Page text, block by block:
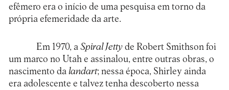
efêmero era o início de uma pesquisa em torno da
própria efemeridade da arte.
Em 1970, aSpiral Jettyde Robert Smithson foi
um marco no Utah e assinalou, entre outras obras, o
nascimento da landart; nessa época, Shirley ainda
era adolescente e talvez tenha descoberto nessa